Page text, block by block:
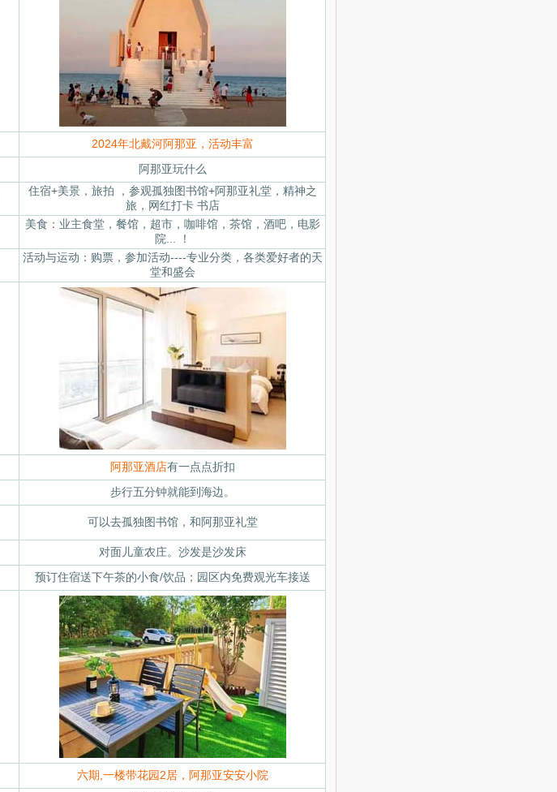
2024年北戴河阿那亚，活动丰富
阿那亚玩什么
住宿+美景，旅拍 ，参观孤独图书馆+阿那亚礼堂，精神之
旅，网红打卡 书店
美食：业主食堂，餐馆，超市，咖啡馆，茶馆，酒吧，电影
院... ！
活动与运动：购票，参加活动----专业分类，各类爱好者的天
堂和盛会
阿那亚酒店有一点点折扣
步行五分钟就能到海边。
可以去孤独图书馆，和阿那亚礼堂
对面儿童农庄。沙发是沙发床
预订住宿送下午茶的小食/饮品；园区内免费观光车接送
六期,一楼带花园2居，阿那亚安安小院